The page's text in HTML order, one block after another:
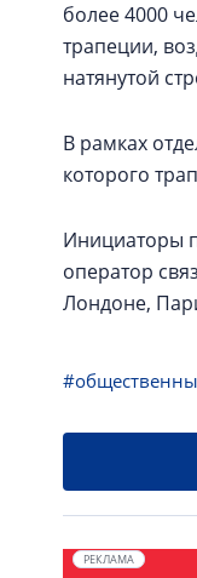
более 4000
трапеции,
натянутой
В рамках
которого
Инициаторы
оператор
Лондоне,
РЕКЛАМА